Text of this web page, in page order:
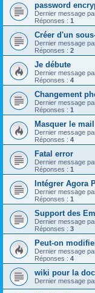
password
Dernier message
Réponses : 1
Créer d'un
Dernier message
Réponses : 2
Je débute
Dernier message
Réponses : 4
Changement
Dernier message
Réponses : 1
Masquer le
Dernier message
Réponses : 4
Fatal error
Dernier message
Réponses : 1
Intégrer Agora
Dernier message
Réponses : 1
Support des
Dernier message
Réponses : 3
Peut-on
Dernier message
Réponses : 4
wiki pour la
Dernier message